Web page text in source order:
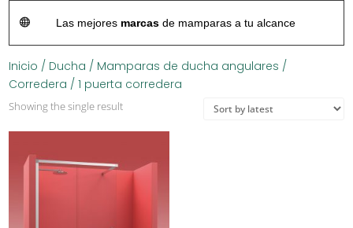
 Las mejores marcas de mamparas a tu alcance
Inicio / Ducha / Mamparas de ducha angulares /
Corredera / 1 puerta corredera
Showing the single result